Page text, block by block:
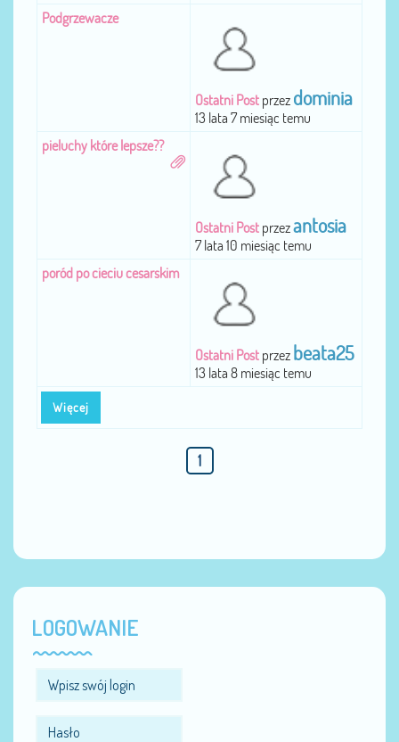
Więcej
Podgrzewacze
Ostatni Post przez dominia
13 lata 7 miesiąc temu
pieluchy które lepsze??
Ostatni Post przezantosia
7 lata 10 miesiąc temu
poród po cieciu cesarskim
Ostatni Post przez beata25
13 lata 8 miesiąc temu
1
LOGOWANIE